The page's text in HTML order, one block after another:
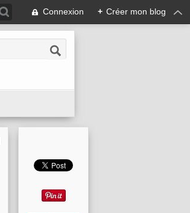
Connexion + Créer mon blog